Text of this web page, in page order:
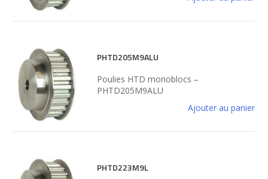
PHTD205M9ALU
Poulies HTD monoblocs –
PHTD205M9ALU
Ajouter au panier
PHTD223M9L